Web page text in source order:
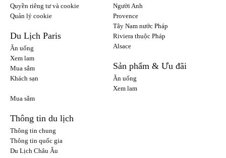
Quyền riêng tư và cookie
Quản lý cookie
Du Lịch Paris
Ăn uống
Xem lam
Mua sắm
Khách sạn
Người Anh
Provence
Tây Nam nước Pháp
Riviera thuộc Pháp
Alsace
Sản phẩm & Ưu đãi
Ăn uống
Xem lam
Mua sắm
Thông tin du lịch
Thông tin chung
Thông tin quốc gia
Du Lịch Châu Âu